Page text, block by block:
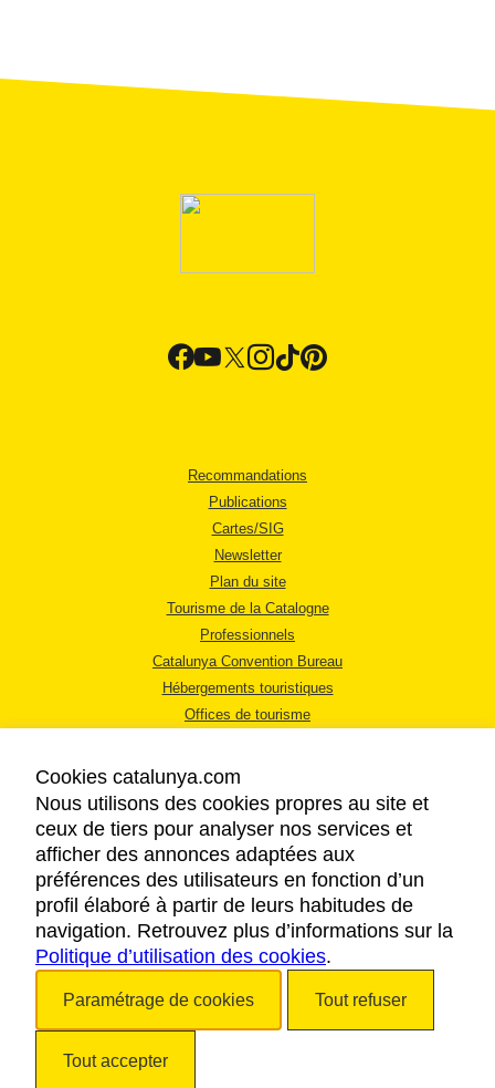
Recommandations
Publications
Cartes/SIG
Newsletter
Plan du site
Tourisme de la Catalogne
Professionnels
Catalunya Convention Bureau
Hébergements touristiques
Offices de tourisme
MENTIONS LÉGALES
RÈGLES DE CONFIDENTIALITÉ
COOKIES
ACCESSIBILITÉ
Cookies catalunya.com
Nous utilisons des cookies propres au site et
ceux de tiers pour analyser nos services et
afficher des annonces adaptées aux
préférences des utilisateurs en fonction d’un
profil élaboré à partir de leurs habitudes de
navigation. Retrouvez plus d’informations sur la
Politique d’utilisation des cookies.
Paramétrage de cookies Tout refuser
Tout accepter